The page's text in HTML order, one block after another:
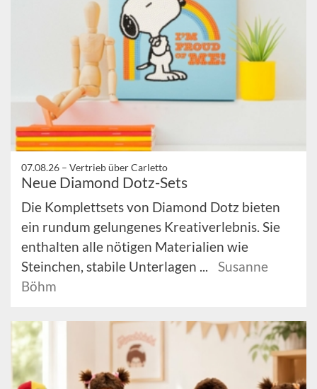
07.08.26 – Vertrieb über Carletto
Neue Diamond Dotz-Sets
Die Komplettsets von Diamond Dotz bieten
ein rundum gelungenes Kreativerlebnis. Sie
enthalten alle nötigen Materialien wie
Steinchen, stabile Unterlagen ...
Susanne
Böhm